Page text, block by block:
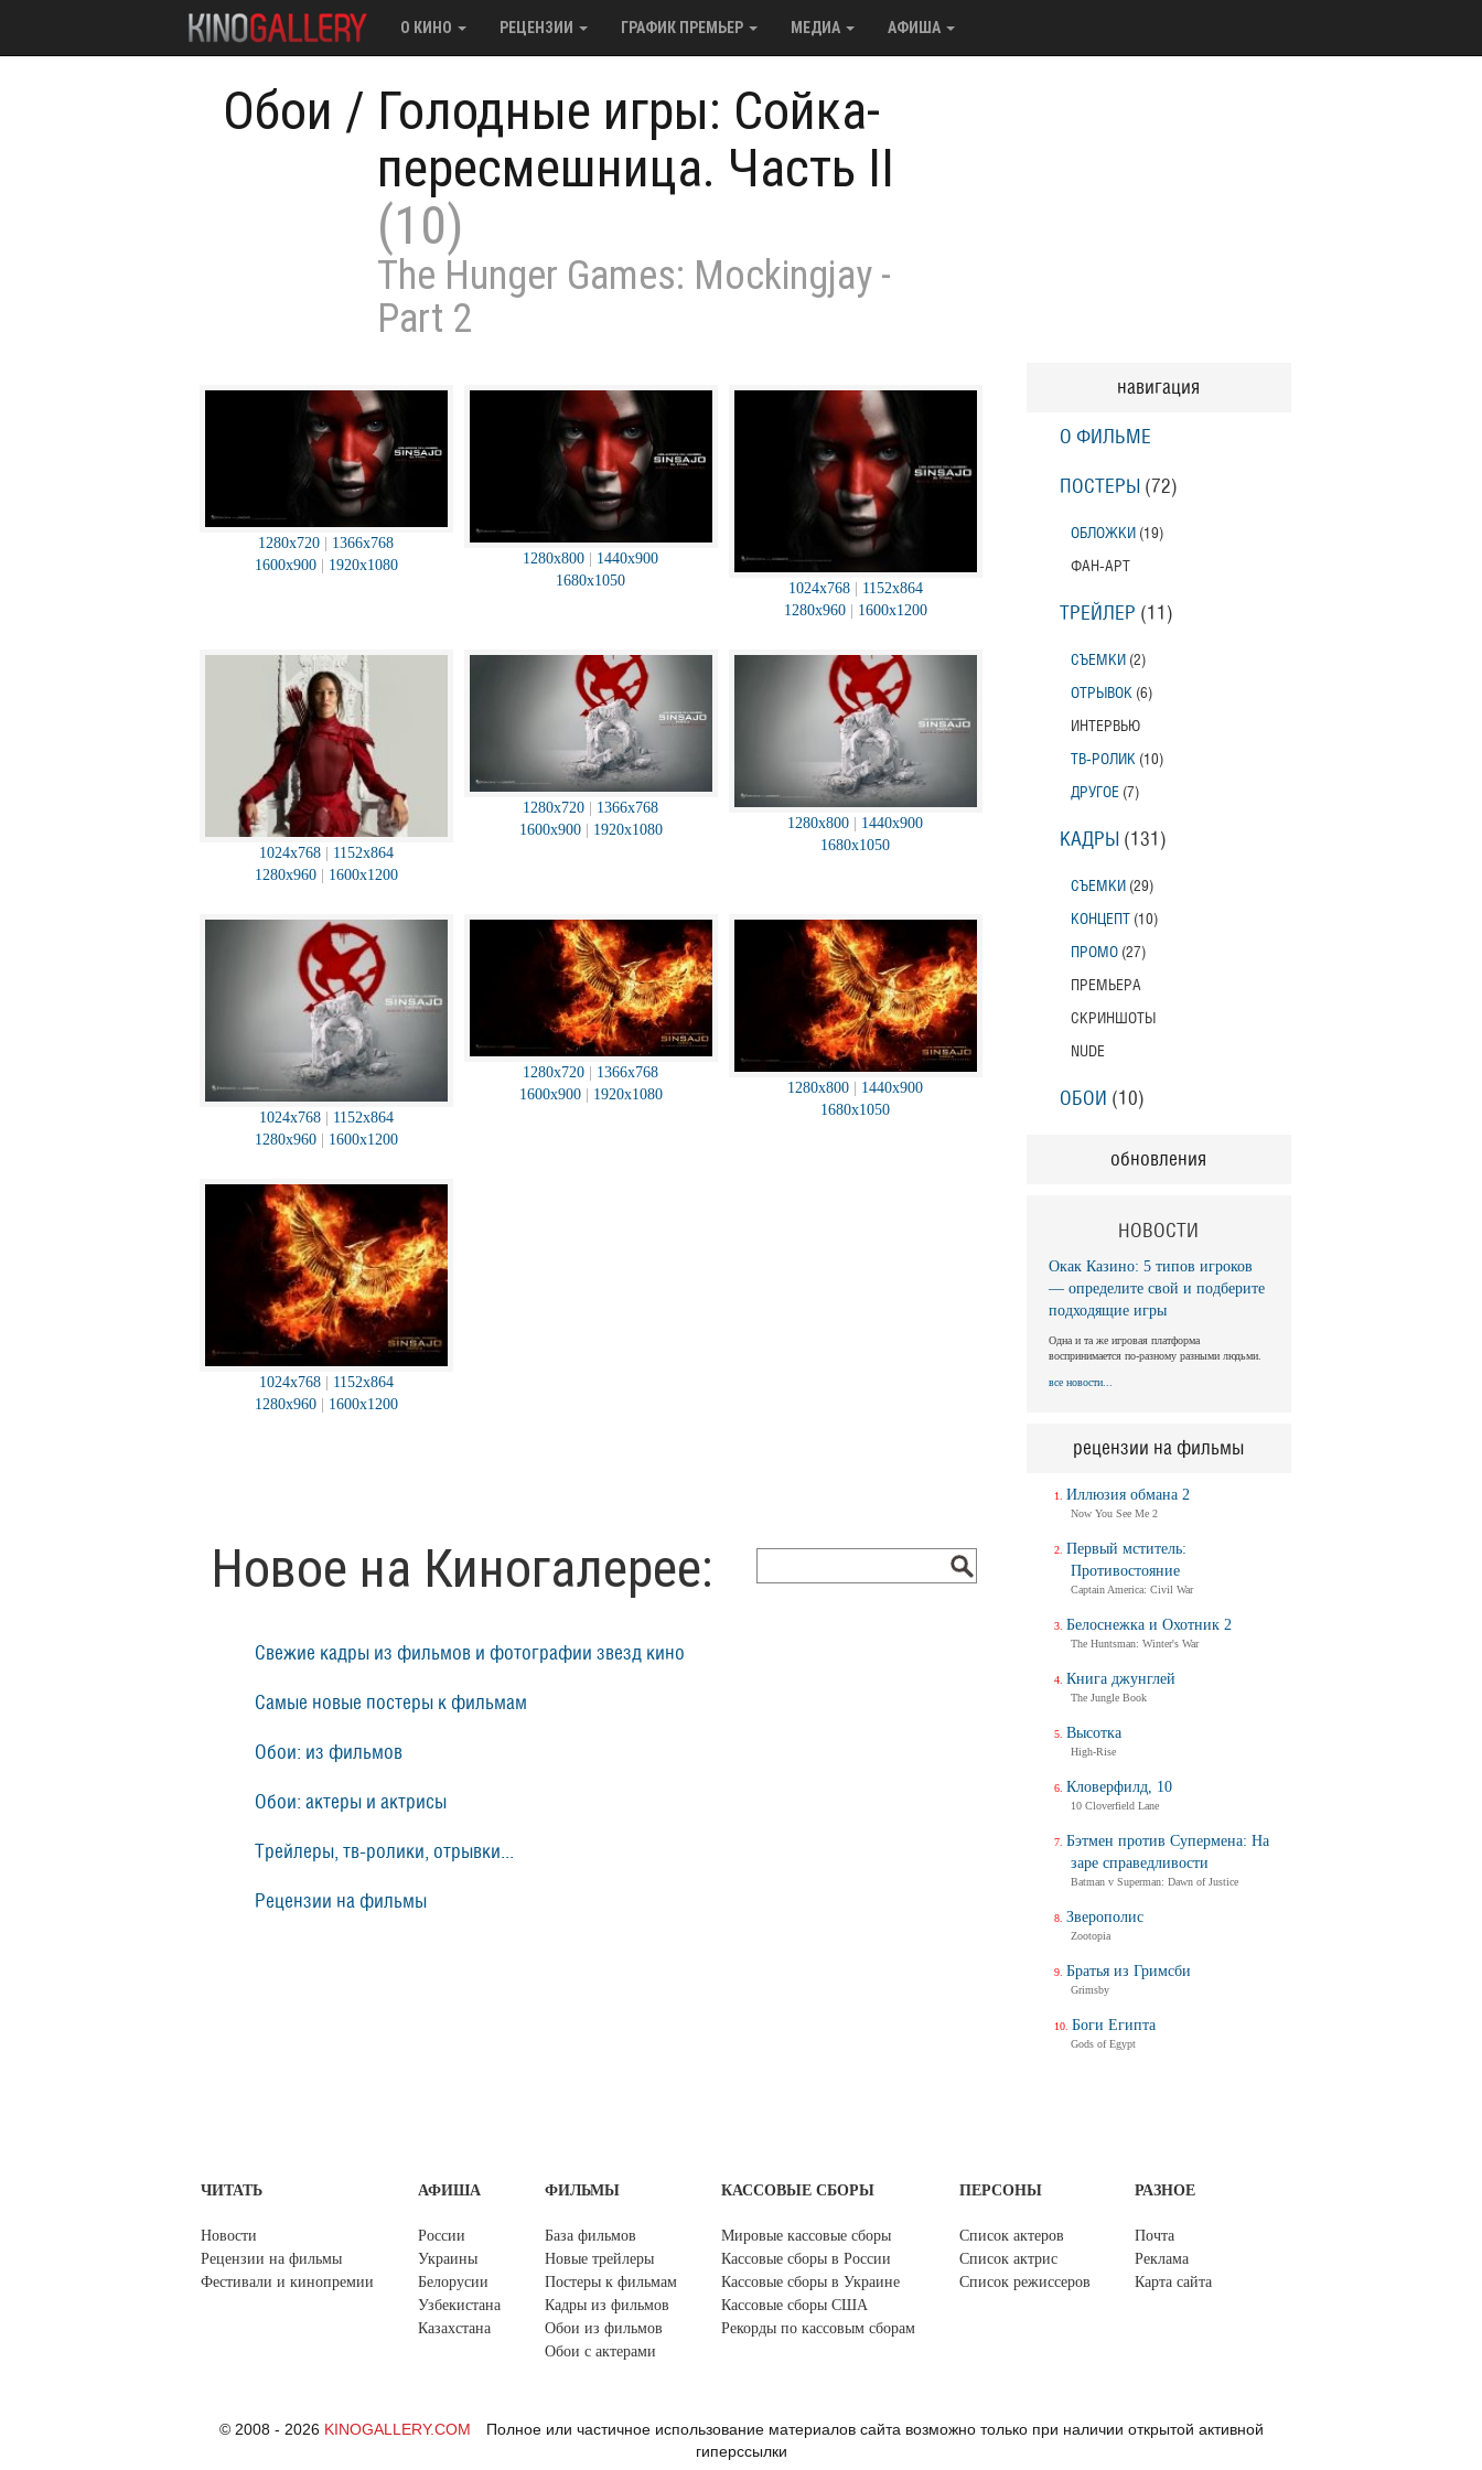
О КИНО РЕЦЕНЗИИ ГРАФИК ПРЕМЬЕР МЕДИА АФИША
Обои / Голодные игры: Сойка-
пересмешница. Часть II
(10)
The Hunger Games: Mockingjay -
Part 2
1280x720 | 1366x768
1600x900| 1920x1080 1280x800 | 1440x900
1680x1050
1024x768| 1152x864
1280x960| 1600x1200
1024x768| 1152x864
1280x960| 1600x1200
1280x720 | 1366x768
1600x900| 1920x1080 1280x800 | 1440x900
1680x1050
1024x768| 1152x864
1280x960| 1600x1200
1280x720 | 1366x768
1600x900| 1920x1080 1280x800 | 1440x900
1680x1050
1024x768| 1152x864
1280x960| 1600x1200
Новое на Киногалерее:
Свежие кадры из фильмов и фотографии звезд кино
Самые новые постеры к фильмам
Обои: из фильмов
Обои: актеры и актрисы
Трейлеры, тв-ролики, отрывки...
Рецензии на фильмы
навигация
О ФИЛЬМЕ
ПОСТЕРЫ (72)
ОБЛОЖКИ (19)
ФАН-АРТ
ТРЕЙЛЕР (11)
СЪЕМКИ (2)
ОТРЫВОК (6)
ИНТЕРВЬЮ
ТВ-РОЛИК (10)
ДРУГОЕ (7)
КАДРЫ (131)
СЪЕМКИ (29)
КОНЦЕПТ (10)
ПРОМО (27)
ПРЕМЬЕРА
СКРИНШОТЫ
NUDE
ОБОИ (10)
обновления
НОВОСТИ
Окак Казино: 5 типов игроков
— определите свой и подберите
подходящие игры
Одна и та же игровая платформа
воспринимается по-разному разными людьми.
все новости...
рецензии на фильмы
Иллюзия обмана 2
Now You See Me 2
Первый мститель:
Противостояние
Captain America: Civil War
Белоснежка и Охотник 2
The Huntsman: Winter's War
Книга джунглей
The Jungle Book
Высотка
High-Rise
Кловерфилд, 10
10 Cloverfield Lane
Бэтмен против Супермена: На
заре справедливости
Batman v Superman: Dawn of Justice
Зверополис
Zootopia
Братья из Гримсби
Grimsby
Боги Египта
Gods of Egypt
ЧИТАТЬ
Новости
Рецензии на фильмы
Фестивали и кинопремии
АФИША
России
Украины
Белорусии
Узбекистана
Казахстана
ФИЛЬМЫ
База фильмов
Новые трейлеры
Постеры к фильмам
Кадры из фильмов
Обои из фильмов
Обои с актерами
КАССОВЫЕ СБОРЫ
Мировые кассовые сборы
Кассовые сборы в России
Кассовые сборы в Украине
Кассовые сборы США
Рекорды по кассовым сборам
ПЕРСОНЫ
Список актеров
Список актрис
Список режиссеров
РАЗНОЕ
Почта
Реклама
Карта сайта
© 2008 - 2026 KINOGALLERY.COM
Полное или частичное использование материалов сайта возможно только при наличии открытой активной
гиперссылки